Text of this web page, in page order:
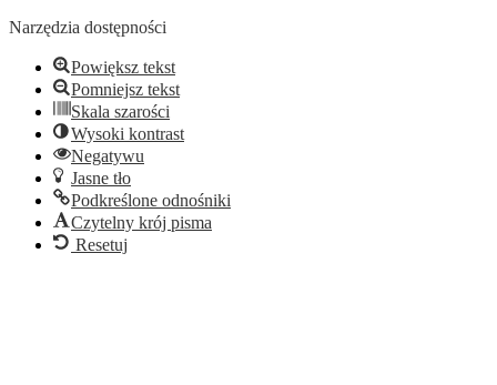
Narzędzia dostępności
Powiększ tekst
Pomniejsz tekst
Skala szarości
Wysoki kontrast
Negatywu
Jasne tło
Podkreślone odnośniki
Czytelny krój pisma
Resetuj